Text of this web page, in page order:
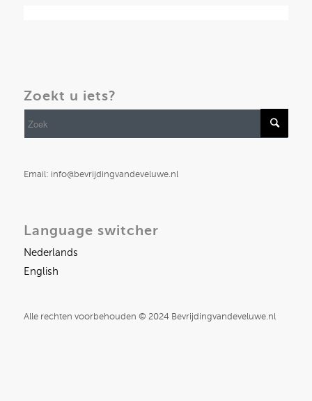
Zoekt u iets?
Email: info@bevrijdingvandeveluwe.nl
Language switcher
Nederlands
English
Alle rechten voorbehouden © 2024 Bevrijdingvandeveluwe.nl